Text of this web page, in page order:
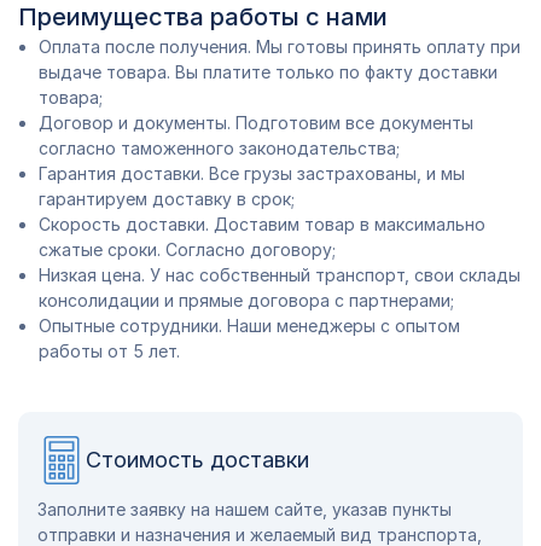
Преимущества работы с нами
Оплата после получения. Мы готовы принять оплату при
выдаче товара. Вы платите только по факту доставки
товара;
Договор и документы. Подготовим все документы
согласно таможенного законодательства;
Гарантия доставки. Все грузы застрахованы, и мы
гарантируем доставку в срок;
Скорость доставки. Доставим товар в максимально
сжатые сроки. Согласно договору;
Низкая цена. У нас собственный транспорт, свои склады
консолидации и прямые договора с партнерами;
Опытные сотрудники. Наши менеджеры с опытом
работы от 5 лет.
Стоимость доставки
Заполните заявку на нашем сайте, указав пункты
отправки и назначения и желаемый вид транспорта,